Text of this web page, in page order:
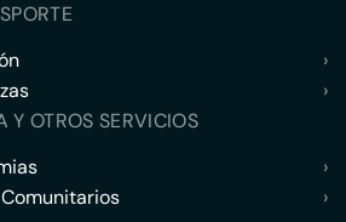
›
›
Y OTROS SERVICIOS
›
›